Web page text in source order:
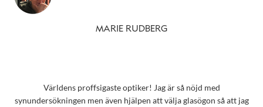
MARIE RUDBERG
Världens proffsigaste optiker! Jag är så nöjd med
synundersökningen men även hjälpen att välja glasögon så att jag